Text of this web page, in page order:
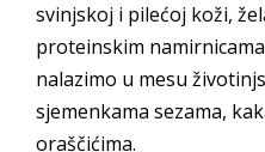
svinjskoj i pilećoj koži,
proteinskim
nalazimo u mesu
sjemenkama sezama,
oraščićima.